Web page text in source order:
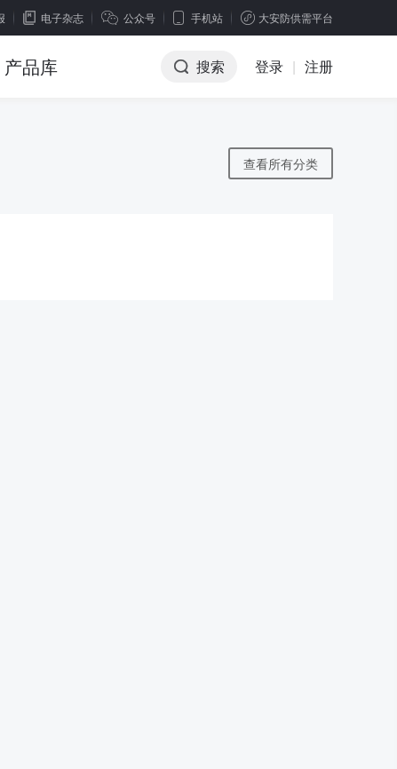
电子杂志 公众号 手机站 大安防供需平台
产品库 搜索 登录 | 注册
查看所有分类